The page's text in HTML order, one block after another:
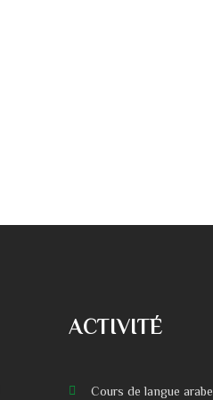
ACTIVITÉ
Cours de langue arabe